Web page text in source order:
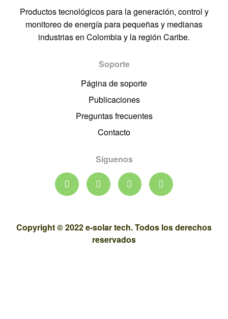
Productos tecnológicos para la generación, control y
monitoreo de energía para pequeñas y medianas
industrias en Colombia y la región Caribe.
Soporte
Página de soporte
Publicaciones
Preguntas frecuentes
Contacto
Síguenos
Copyright © 2022 e-solar tech. Todos los derechos
reservados